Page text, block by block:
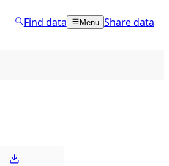
Find data Menu Share data